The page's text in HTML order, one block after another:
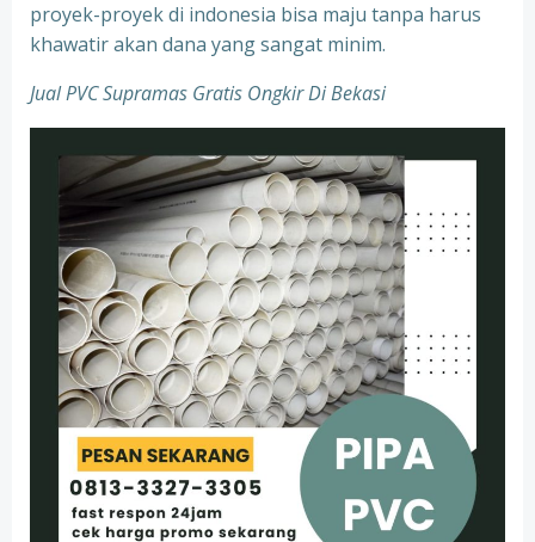
proyek-proyek di indonesia bisa maju tanpa harus
khawatir akan dana yang sangat minim.
Jual PVC Supramas Gratis Ongkir Di Bekasi